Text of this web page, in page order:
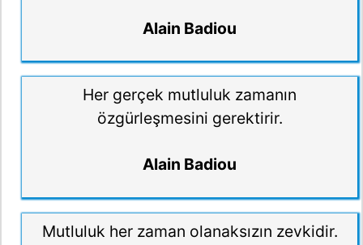
Alain Badiou
Her gerçek mutluluk zamanın
özgürleşmesini gerektirir.
Alain Badiou
Mutluluk her zaman olanaksızın zevkidir.